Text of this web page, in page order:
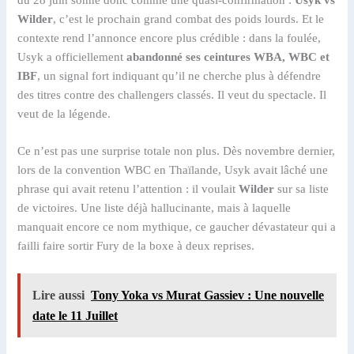
Wilder, c’est le prochain grand combat des poids lourds. Et le
contexte rend l’annonce encore plus crédible : dans la foulée,
Usyk a officiellementabandonné ses ceintures WBA, WBC et
IBF, un signal fort indiquant qu’il ne cherche plus à défendre
des titres contre des challengers classés. Il veut du spectacle. Il
veut de la légende.
Ce n’est pas une surprise totale non plus. Dès novembre dernier,
lors de la convention WBC en Thaïlande, Usyk avait lâché une
phrase qui avait retenu l’attention : il voulaitWilder sur sa liste
de victoires. Une liste déjà hallucinante, mais à laquelle
manquait encore ce nom mythique, ce gaucher dévastateur qui a
failli faire sortir Fury de la boxe à deux reprises.
Lire aussi Tony Yoka vs Murat Gassiev : Une nouvelle
date le 11 Juillet